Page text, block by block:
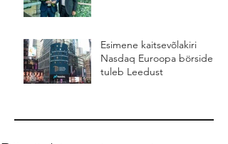
Esimene kaitsevõlakiri
Nasdaq Euroopa börsidel
tuleb Leedust